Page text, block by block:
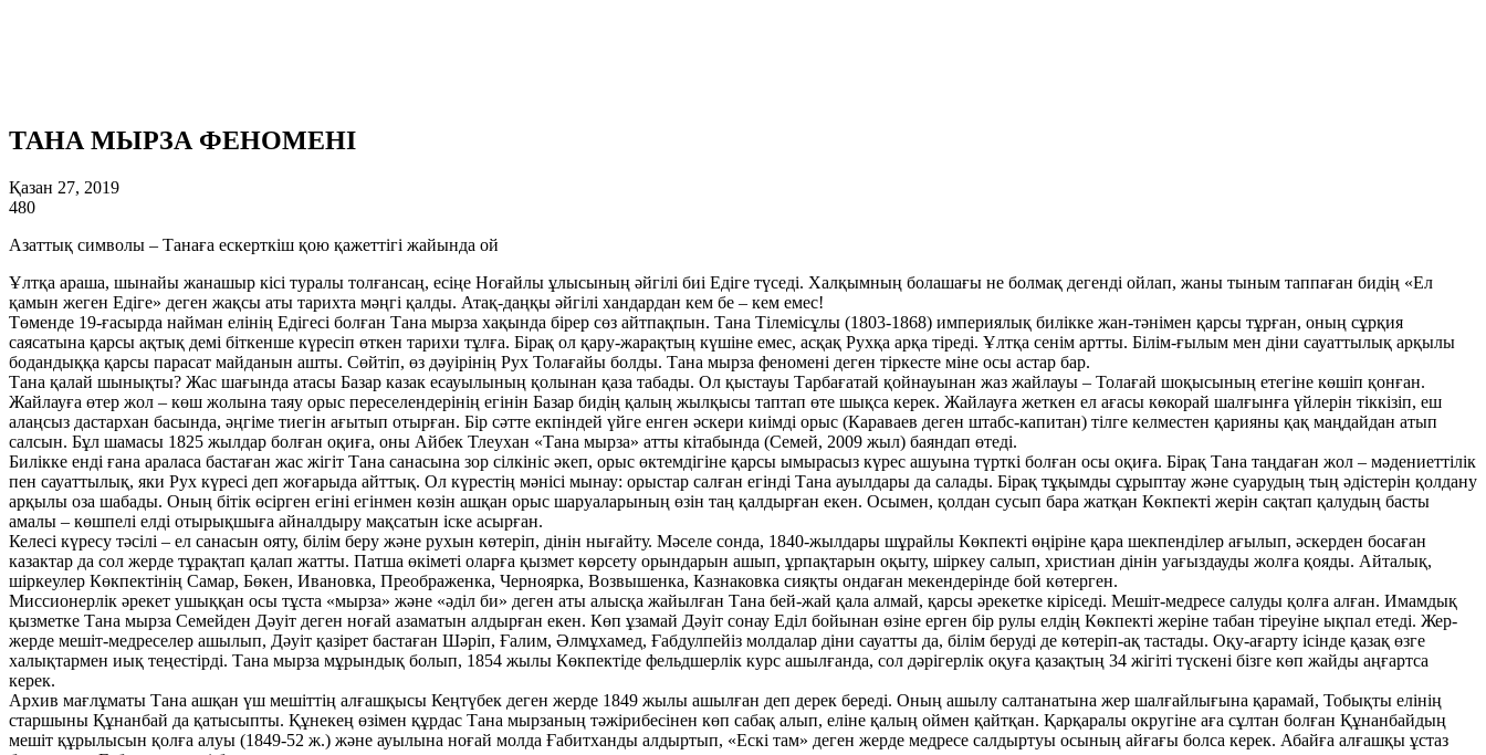
ТАНА МЫРЗА ФЕНОМЕНІ
Қазан 27, 2019
480
Азаттық символы – Танаға ескерткіш қою қажеттігі жайында ой
Ұлтқа араша, шынайы жанашыр кісі туралы толғансаң, есіңе Ноғайлы ұлысының әйгілі биі Едіге түседі. Халқымның болашағы не болмақ дегенді ойлап, жаны тыным таппаған бидің «Ел
қамын жеген Едіге» деген жақсы аты тарихта мәңгі қалды. Атақ-даңқы әйгілі хандардан кем бе – кем емес!
Төменде 19-ғасырда найман елінің Едігесі болған Тана мырза хақында бірер сөз айтпақпын. Тана Тілемісұлы (1803-1868) империялық билікке жан-тәнімен қарсы тұрған, оның сұрқия
саясатына қарсы ақтық демі біткенше күресіп өткен тарихи тұлға. Бірақ ол қару-жарақтың күшіне емес, асқақ Рухқа арқа тіреді. Ұлтқа сенім артты. Білім-ғылым мен діни сауаттылық арқылы
бодандыққа қарсы парасат майданын ашты. Сөйтіп, өз дәуірінің Рух Толағайы болды. Тана мырза феномені деген тіркесте міне осы астар бар.
Тана қалай шынықты? Жас шағында атасы Базар казак есауылының қолынан қаза табады. Ол қыстауы Тарбағатай қойнауынан жаз жайлауы – Толағай шоқысының етегіне көшіп қонған.
Жайлауға өтер жол – көш жолына таяу орыс переселендерінің егінін Базар бидің қалың жылқысы таптап өте шықса керек. Жайлауға жеткен ел ағасы көкорай шалғынға үйлерін тіккізіп, еш
алаңсыз дастархан басында, әңгіме тиегін ағытып отырған. Бір сәтте екпіндей үйге енген әскери киімді орыс (Караваев деген штабс-капитан) тілге келместен қарияны қақ маңдайдан атып
салсын. Бұл шамасы 1825 жылдар болған оқиға, оны Айбек Тлеухан «Тана мырза» атты кітабында (Семей, 2009 жыл) баяндап өтеді.
Билікке енді ғана араласа бастаған жас жігіт Тана санасына зор сілкініс әкеп, орыс өктемдігіне қарсы ымырасыз күрес ашуына түрткі болған осы оқиға. Бірақ Тана таңдаған жол – мәдениеттілік
пен сауаттылық, яки Рух күресі деп жоғарыда айттық. Ол күрестің мәнісі мынау: орыстар салған егінді Тана ауылдары да салады. Бірақ тұқымды сұрыптау және суарудың тың әдістерін қолдану
арқылы оза шабады. Оның бітік өсірген егіні егінмен көзін ашқан орыс шаруаларының өзін таң қалдырған екен. Осымен, қолдан сусып бара жатқан Көкпекті жерін сақтап қалудың басты
амалы – көшпелі елді отырықшыға айналдыру мақсатын іске асырған.
Келесі күресу тәсілі – ел санасын ояту, білім беру және рухын көтеріп, дінін нығайту. Мәселе сонда, 1840-жылдары шұрайлы Көкпекті өңіріне қара шекпенділер ағылып, әскерден босаған
казактар да сол жерде тұрақтап қалап жатты. Патша өкіметі оларға қызмет көрсету орындарын ашып, ұрпақтарын оқыту, шіркеу салып, христиан дінін уағыздауды жолға қояды. Айталық,
шіркеулер Көкпектінің Самар, Бөкен, Ивановка, Преображенка, Черноярка, Возвышенка, Казнаковка сияқты ондаған мекендерінде бой көтерген.
Миссионерлік әрекет ушыққан осы тұста «мырза» және «әділ би» деген аты алысқа жайылған Тана бей-жай қала алмай, қарсы әрекетке кіріседі. Мешіт-медресе салуды қолға алған. Имамдық
қызметке Тана мырза Семейден Дәуіт деген ноғай азаматын алдырған екен. Көп ұзамай Дәуіт сонау Еділ бойынан өзіне ерген бір рулы елдің Көкпекті жеріне табан тіреуіне ықпал етеді. Жер-
жерде мешіт-медреселер ашылып, Дәуіт қазірет бастаған Шәріп, Ғалим, Әлмұхамед, Ғабдулпейіз молдалар діни сауатты да, білім беруді де көтеріп-ақ тастады. Оқу-ағарту ісінде қазақ өзге
халықтармен иық теңестірді. Тана мырза мұрындық болып, 1854 жылы Көкпектіде фельдшерлік курс ашылғанда, сол дәрігерлік оқуға қазақтың 34 жігіті түскені бізге көп жайды аңғартса
керек.
Архив мағлұматы Тана ашқан үш мешіттің алғашқысы Кеңтүбек деген жерде 1849 жылы ашылған деп дерек береді. Оның ашылу салтанатына жер шалғайлығына қарамай, Тобықты елінің
старшыны Құнанбай да қатысыпты. Құнекең өзімен құрдас Тана мырзаның тәжірибесінен көп сабақ алып, еліне қалың оймен қайтқан. Қарқаралы округіне аға сұлтан болған Құнанбайдың
мешіт құрылысын қолға алуы (1849-52 ж.) және ауылына ноғай молда Ғабитханды алдыртып, «Ескі там» деген жерде медресе салдыртуы осының айғағы болса керек. Абайға алғашқы ұстаз